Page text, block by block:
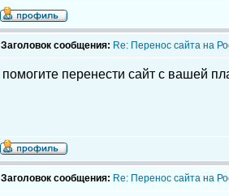
Заголовок сообщения: Re: Перенос сайта на
помогите перенести сайт с вашей
Заголовок сообщения: Re: Перенос сайта на